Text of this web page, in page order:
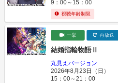
9：00～15：00
視聴年齢制限
一挙 再放送
結婚指輪物語Ⅱ
丸見えバージョン
2026年8月23日（日）
15：00～21：00